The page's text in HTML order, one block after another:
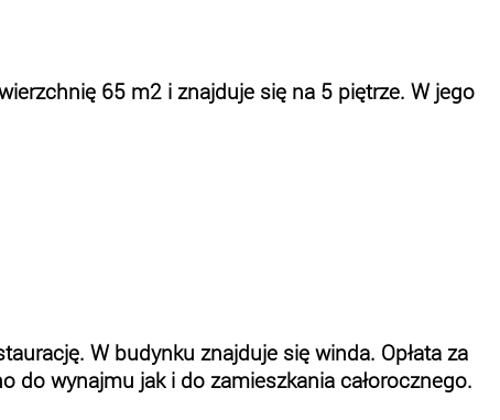
65 m2 i znajduje się na 5 piętrze. W jego
W budynku znajduje się winda. Opłata za
do wynajmu jak i do zamieszkania całorocznego.